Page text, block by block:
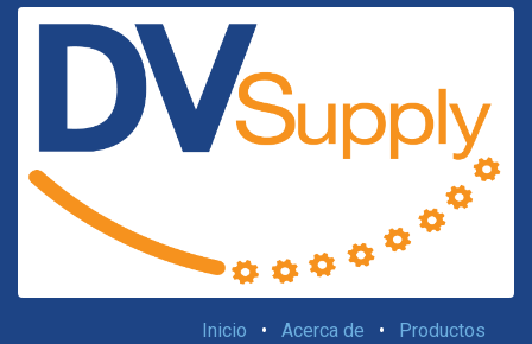
Inicio • Acerca de • Productos